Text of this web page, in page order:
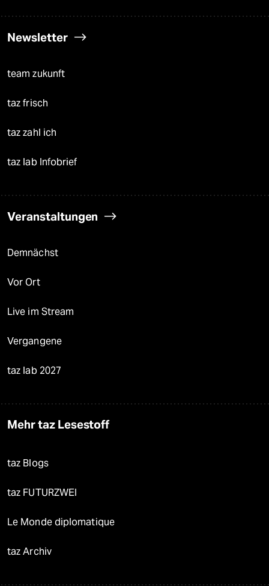
Newsletter
team zukunft
taz frisch
taz zahl ich
taz lab Infobrief
Veranstaltungen
Demnächst
Vor Ort
Live im Stream
Vergangene
taz lab 2027
Mehr taz Lesestoff
taz Blogs
taz FUTURZWEI
Le Monde diplomatique
taz Archiv